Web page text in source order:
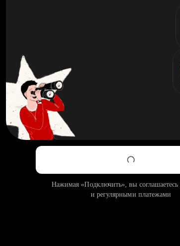
Нажимая «Подключить», вы соглашаетесь
и регулярными платежами